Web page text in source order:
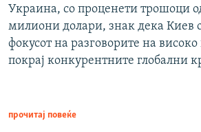
Украина, со проценети трошоци
милиони долари, знак дека Киев
фокусот на разговорите на
покрај конкурентните глобални
прочитај повеќе